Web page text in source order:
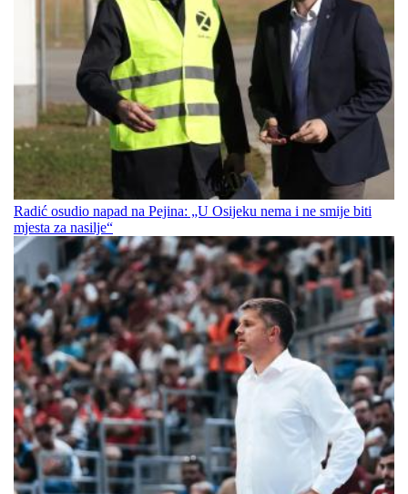
Radić osudio napad na Pejina: „U Osijeku nema i ne smije biti
mjesta za nasilje“